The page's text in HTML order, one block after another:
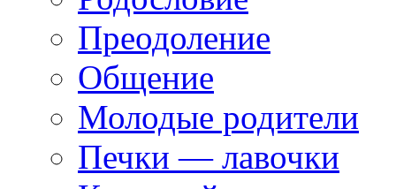
Преодоление
Общение
Молодые родители
Печки — лавочки